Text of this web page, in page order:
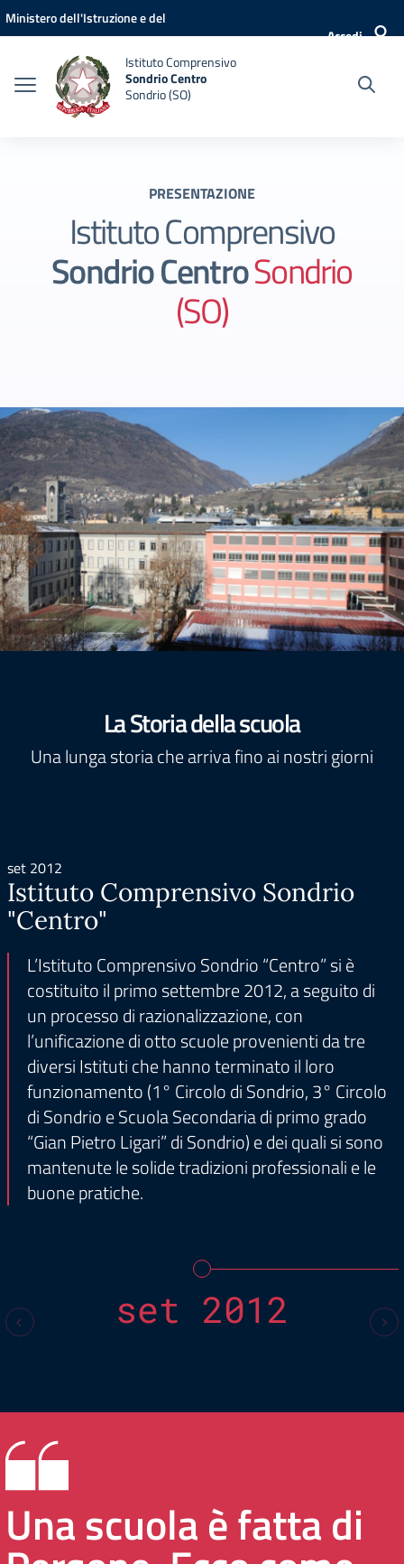
Vai ai contenuti
Vai al menu di navigazione
Vai al footer
Ministero dell'Istruzione e del
Accedi
Istituto Comprensivo
Sondrio Centro
Sondrio (SO)
PRESENTAZIONE
Istituto Comprensivo
Sondrio CentroSondrio
(SO)
La Storia della scuola
Una lunga storia che arriva fino ai nostri giorni
set 2012
Istituto Comprensivo Sondrio
"Centro"
L’Istituto Comprensivo Sondrio “Centro” si è
costituito il primo settembre 2012, a seguito di
un processo di razionalizzazione, con
l’unificazione di otto scuole provenienti da tre
diversi Istituti che hanno terminato il loro
funzionamento (1° Circolo di Sondrio, 3° Circolo
di Sondrio e Scuola Secondaria di primo grado
“Gian Pietro Ligari” di Sondrio) e dei quali si sono
mantenute le solide tradizioni professionali e le
buone pratiche.
set 2012
Una scuola è fatta di